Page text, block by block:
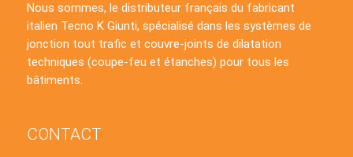
Nous sommes, le distributeur français du fabricant
italien Tecno K Giunti, spécialisé dans les systèmes de
jonction tout trafic et couvre-joints de dilatation
techniques (coupe-feu et étanches) pour tous les
bâtiments.
CONTACT